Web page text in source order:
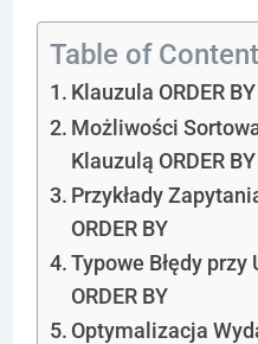
Table of
Klauzula ORDER
Możliwości
Klauzulą ORDER BY
Przykłady
ORDER BY
Typowe Błędy
ORDER BY
Optymalizacja